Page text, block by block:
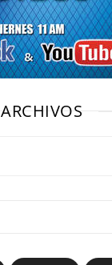
ARCHIVOS